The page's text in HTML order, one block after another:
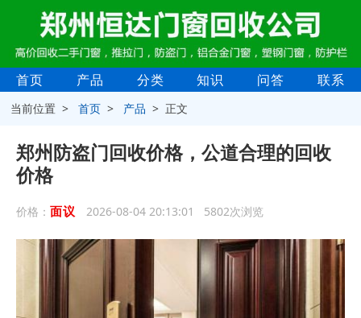
首页 产品 分类 知识 问答 联系
当前位置 >首页 > 产品 > 正文
郑州防盗门回收价格，公道合理的回收
价格
价格： 面议 2026-08-04 20:13:01 5802次浏览